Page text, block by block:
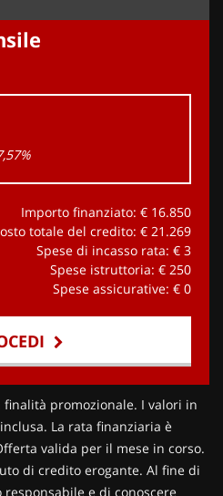
%
Importo finanziato: € 16.850
totale del credito: € 21.269
Spese di incasso rata: € 3
Spese istruttoria: € 250
Spese assicurative: € 0
promozionale. I valori in
La rata finanziaria è
valida per il mese in corso.
di credito erogante. Al fine di
e di conoscere